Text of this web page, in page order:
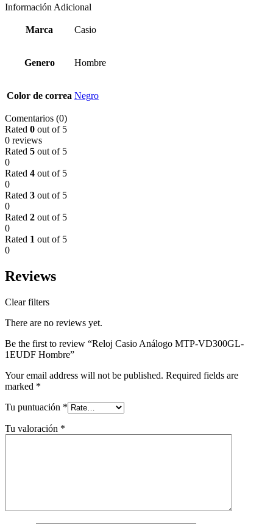
Información Adicional
Marca Casio
Genero Hombre
Color de correa Negro
Comentarios (0)
Rated 0 out of 5
0 reviews
Rated 5 out of 5
0
Rated 4 out of 5
0
Rated 3 out of 5
0
Rated 2 out of 5
0
Rated 1 out of 5
0
Reviews
Clear filters
There are no reviews yet.
Be the first to review “Reloj Casio Análogo MTP-VD300GL-
1EUDF Hombre”
Your email address will not be published. Required fields are
marked *
Tu puntuación *
Tu valoración *